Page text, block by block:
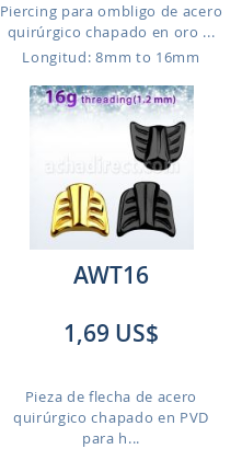
Piercing para ombligo de acero
quirúrgico chapado en oro ...
Longitud: 8mm to 16mm
AWT16
1,69 US$
Pieza de flecha de acero
quirúrgico chapado en PVD
para h...